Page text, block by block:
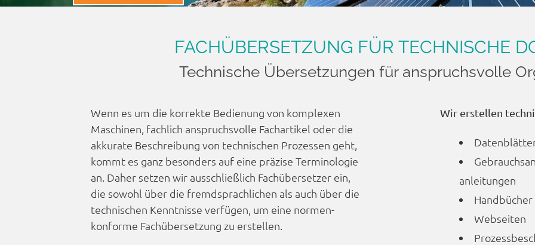
FACH­ÜBERSETZUNG FÜR TECHNISCHE
Technische Übersetz­ungen für anspruchs­volle
Wenn es um die korrekte Bedienung von komplexen
Maschinen, fachlich anspruchsvolle Fachartikel oder die
akkurate Beschreibung von technischen Prozessen geht,
kommt es ganz besonders auf eine präzise Terminologie
an. Daher setzen wir ausschließlich Fachübersetzer ein,
die sowohl über die fremd­sprachlichen als auch über die
technischen Kenntnisse verfügen, um eine normen­
konforme Fach­übersetzung zu erstellen.
Wir erstellen
anleitungen
Handbücher
Webseiten